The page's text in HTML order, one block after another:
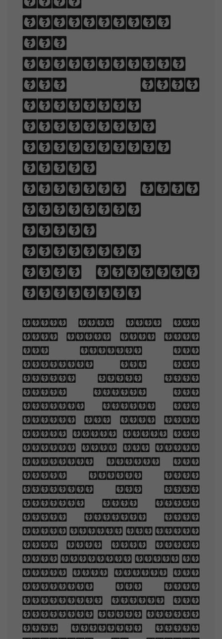
displayed.
The
arrangement
of type
involves
selecting
typefaces,
point
sizes, line
lengths,
line-
spacing,
and letter-
spacing.
When you are old
and grey and full
of sleep, And
nodding by the
fire, take down
this book, And
slowly read, and
dream of the soft
look Your eyes had
once, and of their
shadows deep; How
many loved your
moments of glad
grace, And loved
your beauty with
love false or true,
But one man loved
the pilgrim soul in
you, And loved the
sorrows of your
changing face. And
bending down beside
the glowing bars,